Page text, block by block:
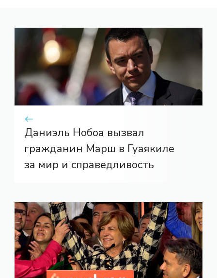
Даниэль Нобоа вызвал
гражданин Марш в Гуаякиле
за мир и справедливость